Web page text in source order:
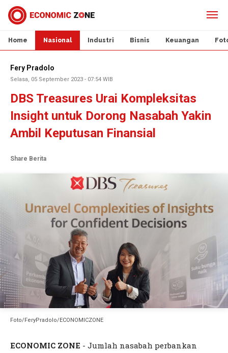
Home Nasional Industri Bisnis Keuangan
Fery Pradolo
Selasa, 05 September 2023 - 07:54 WIB
DBS Treasures Urai Kompleksitas
Insight untuk Dorong Nasabah Yakin
Ambil Keputusan Finansial
Share Berita
Foto/FeryPradolo/ECONOMICZONE
ECONOMIC ZONE - Jumlah nasabah perbankan